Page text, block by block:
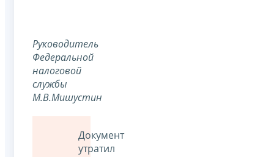
Руководитель
Федеральной
налоговой
службы
М.В.Мишустин
Документ
утратил